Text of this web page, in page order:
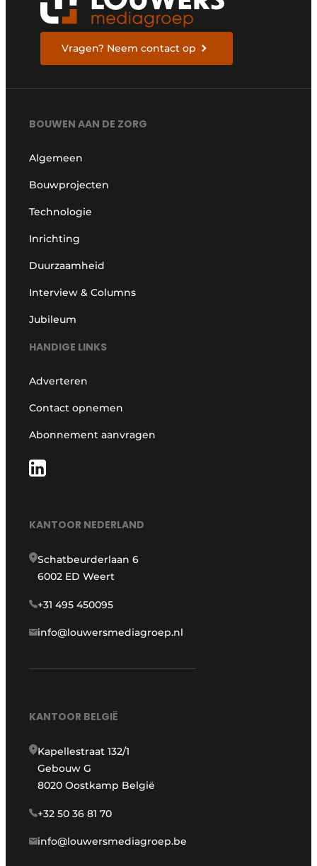
Vragen? Neem contact op
BOUWEN AAN DE ZORG
Algemeen
Bouwprojecten
Technologie
Inrichting
Duurzaamheid
Interview & Columns
Jubileum
HANDIGE LINKS
Adverteren
Contact opnemen
Abonnement aanvragen
KANTOOR NEDERLAND
Schatbeurderlaan 6
6002 ED Weert
+31 495 450095
info@louwersmediagroep.nl
KANTOOR BELGIË
Kapellestraat 132/1
Gebouw G
8020 Oostkamp België
+32 50 36 81 70
info@louwersmediagroep.be